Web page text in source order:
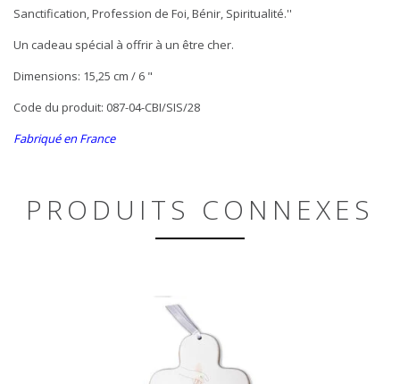
Sanctification, Profession de Foi, Bénir, Spiritualité.''
Un cadeau spécial à offrir à un être cher.
Dimensions: 15,25 cm / 6 "
Code du produit: 087-04-CBI/SIS/28
Fabriqué en France
PRODUITS CONNEXES